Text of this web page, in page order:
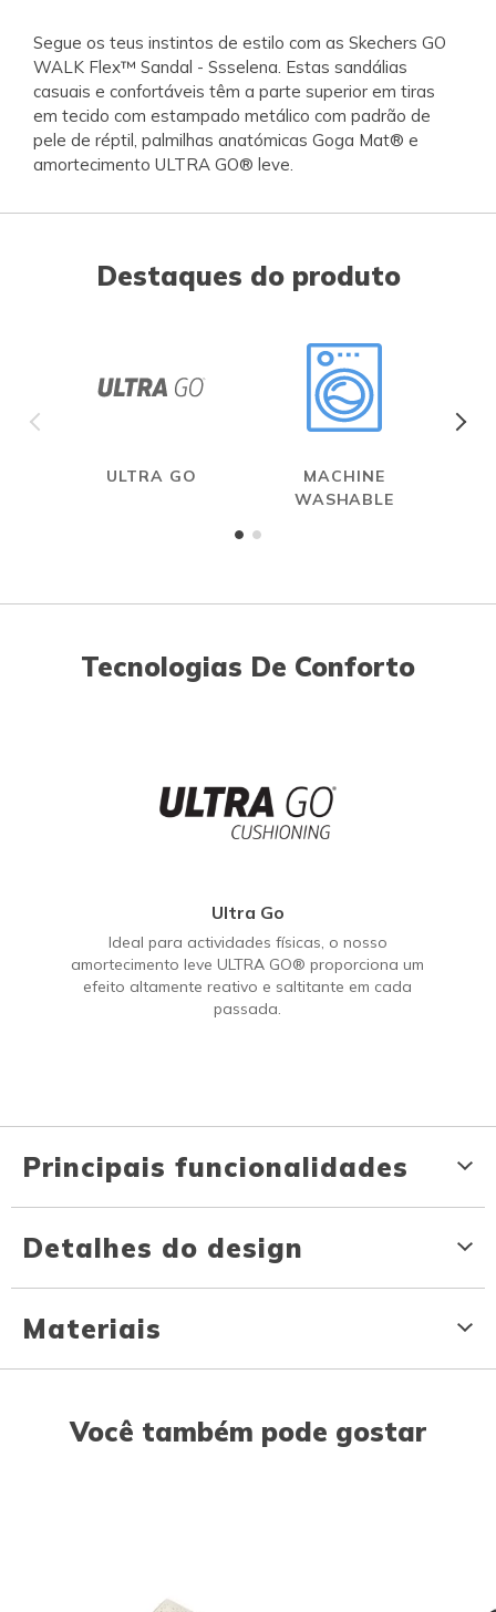
Segue os teus instintos de estilo com as Skechers GO
WALK Flex™ Sandal - Ssselena. Estas sandálias
casuais e confortáveis têm a parte superior em tiras
em tecido com estampado metálico com padrão de
pele de réptil, palmilhas anatómicas Goga Mat® e
amortecimento ULTRA GO® leve.
Destaques do produto
ULTRA GO
MACHINE
WASHABLE
Tecnologias De Conforto
Ultra Go
Ideal para actividades físicas, o nosso
amortecimento leve ULTRA GO® proporciona um
efeito altamente reativo e saltitante em cada
passada.
Principais funcionalidades
Detalhes do design
Materiais
Você também pode gostar